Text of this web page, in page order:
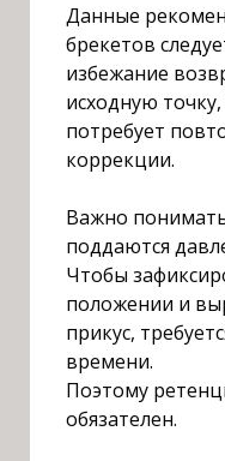
Данные
брекетов
избежание
исходную
потребует
коррекции.
Важно
поддаются
Чтобы
положении и
прикус,
времени.
Поэтому
обязателен.